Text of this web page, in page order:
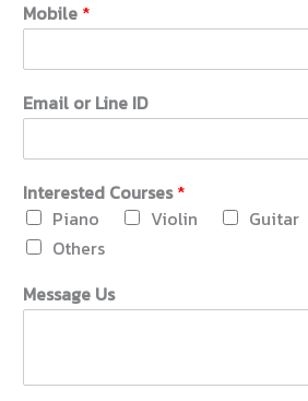
Mobile *
Email or Line ID
Interested Courses*
Piano
Violin Guitar
Others
Message Us